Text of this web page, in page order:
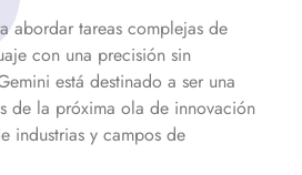
abordar tareas complejas de
con una precisión sin
está destinado a ser una
de la próxima ola de innovación
industrias y campos de